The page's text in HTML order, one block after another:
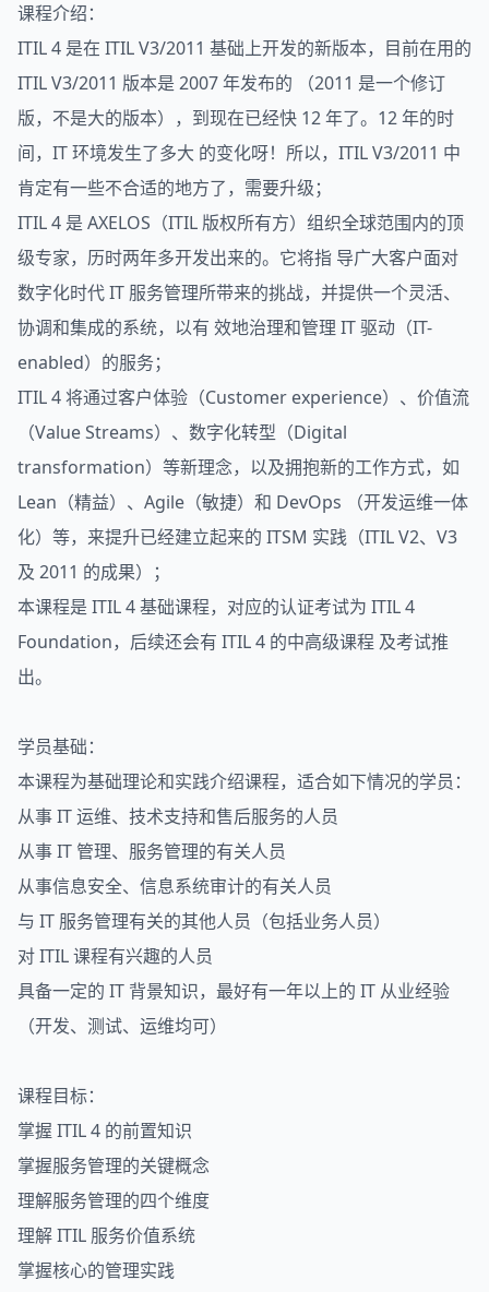
课程介绍：
ITIL 4 是在 ITIL V3/2011 基础上开发的新版本，目前在用的
ITIL V3/2011 版本是 2007 年发布的 （2011 是一个修订
版，不是大的版本），到现在已经快 12 年了。12 年的时
间，IT 环境发生了多大 的变化呀！所以，ITIL V3/2011 中
肯定有一些不合适的地方了，需要升级；
ITIL 4 是 AXELOS（ITIL 版权所有方）组织全球范围内的顶
级专家，历时两年多开发出来的。它将指 导广大客户面对
数字化时代 IT 服务管理所带来的挑战，并提供一个灵活、
协调和集成的系统，以有 效地治理和管理 IT 驱动（IT-
enabled）的服务；
ITIL 4 将通过客户体验（Customer experience）、价值流
（Value Streams）、数字化转型（Digital
transformation）等新理念，以及拥抱新的工作方式，如
Lean（精益）、Agile（敏捷）和 DevOps （开发运维一体
化）等，来提升已经建立起来的 ITSM 实践（ITIL V2、V3
及 2011 的成果）；
本课程是 ITIL 4 基础课程，对应的认证考试为 ITIL 4
Foundation，后续还会有 ITIL 4 的中高级课程 及考试推
出。
学员基础：
本课程为基础理论和实践介绍课程，适合如下情况的学员：
从事 IT 运维、技术支持和售后服务的人员
从事 IT 管理、服务管理的有关人员
从事信息安全、信息系统审计的有关人员
与 IT 服务管理有关的其他人员（包括业务人员）
对 ITIL 课程有兴趣的人员
具备一定的 IT 背景知识，最好有一年以上的 IT 从业经验
（开发、测试、运维均可）
课程目标：
掌握 ITIL 4 的前置知识
掌握服务管理的关键概念
理解服务管理的四个维度
理解 ITIL 服务价值系统
掌握核心的管理实践